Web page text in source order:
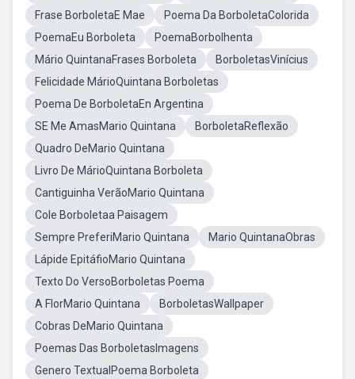
Frase BorboletaE Mae
Poema Da BorboletaColorida
PoemaEu Borboleta
PoemaBorbolhenta
Mário QuintanaFrases Borboleta
BorboletasVinícius
Felicidade MárioQuintana Borboletas
Poema De BorboletaEn Argentina
SE Me AmasMario Quintana
BorboletaReflexão
Quadro DeMario Quintana
Livro De MárioQuintana Borboleta
Cantiguinha VerãoMario Quintana
Cole Borboletaa Paisagem
Sempre PreferiMario Quintana
Mario QuintanaObras
Lápide EpitáfioMario Quintana
Texto Do VersoBorboletas Poema
A FlorMario Quintana
BorboletasWallpaper
Cobras DeMario Quintana
Poemas Das BorboletasImagens
Genero TextualPoema Borboleta